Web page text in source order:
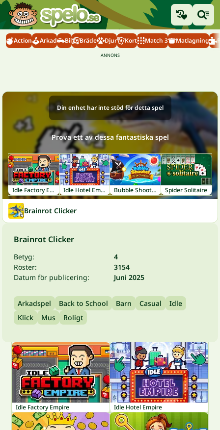
Action Arkad Bil Bräde Djur Kort Match 3 Matlagning
Din enhet har inte stöd för detta spel
Prova ett av dessa fantastiska spel
Idle Factory Empire Idle Hotel Empire Bubble Shooter: Pirate Treasures Spider Solitaire
Brainrot Clicker
Brainrot Clicker
Betyg:
4
Röster:
3154
Datum för publicering:
Juni 2025
Arkadspel Back to School Barn Casual
Idle
Klick
Mus Roligt
Idle Factory Empire Idle Hotel Empire